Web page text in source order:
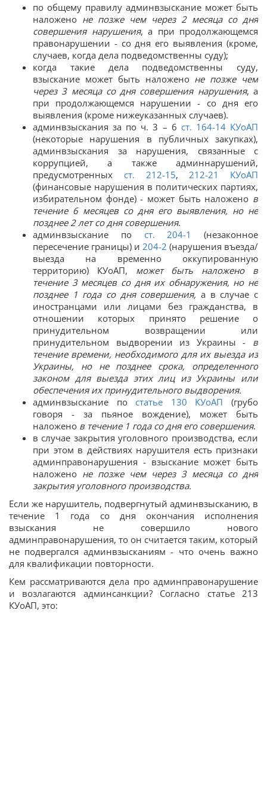
по общему правилу админвзыскание может быть
наложено не позже чем через 2 месяца со дня
совершения нарушения, а при продолжающемся
правонарушении - со дня его выявления (кроме,
случаев, когда дела подведомственны суду);
когда такие дела подведомственны суду,
взыскание может быть наложено не позже чем
через 3 месяца со дня совершения нарушения, а
при продолжающемся нарушении - со дня его
выявления (кроме нижеуказанных случаев).
админвзыскания за по ч. 3 – 6 ст. 164-14 КУоАП
(некоторые нарушения в публичных закупках),
админвзыскания за нарушения, связанные с
коррупцией, а также админнарушений,
предусмотренных ст. 212-15, 212-21 КУоАП
(финансовые нарушения в политических партиях,
избирательном фонде) - может быть наложено в
течение 6 месяцев со дня его выявления, но не
позднее 2 лет со дня совершения.
админвзыскание по ст. 204-1
(незаконное
пересечение границы) и 204-2 (нарушения въезда/
выезда на временно оккупированную
территорию) КУоАП, может быть наложено в
течение 3 месяцев со дня их обнаружения, но не
позднее 1 года со дня совершения, а в случае с
иностранцами или лицами без гражданства, в
отношении которых принято решение о
принудительном возвращении или
принудительном выдворении из Украины - в
течение времени, необходимого для их выезда из
Украины, но не позднее срока, определенного
законом для выезда этих лиц из Украины или
обеспечения их принудительного выдворения.
админвзыскание постатье 130 КУоАП (грубо
говоря - за пьяное вождение), может быть
наложено в течение 1 года со дня его совершения.
в случае закрытия уголовного производства, если
при этом в действиях нарушителя есть признаки
админправонарушения - взыскание может быть
наложено не позже чем через 3 месяца со дня
закрытия уголовного производства.
Если же нарушитель, подвергнутый админвзысканию, в
течение 1 года со дня окончания исполнения
взыскания не совершило нового
админправонарушения, то он считается таким, который
не подвергался админвзысканиям - что очень важно
для квалификации повторности.
Кем рассматриваются дела про админправонарушение
и возлагаются админсанкции? Согласно статье 213
КУоАП, это: